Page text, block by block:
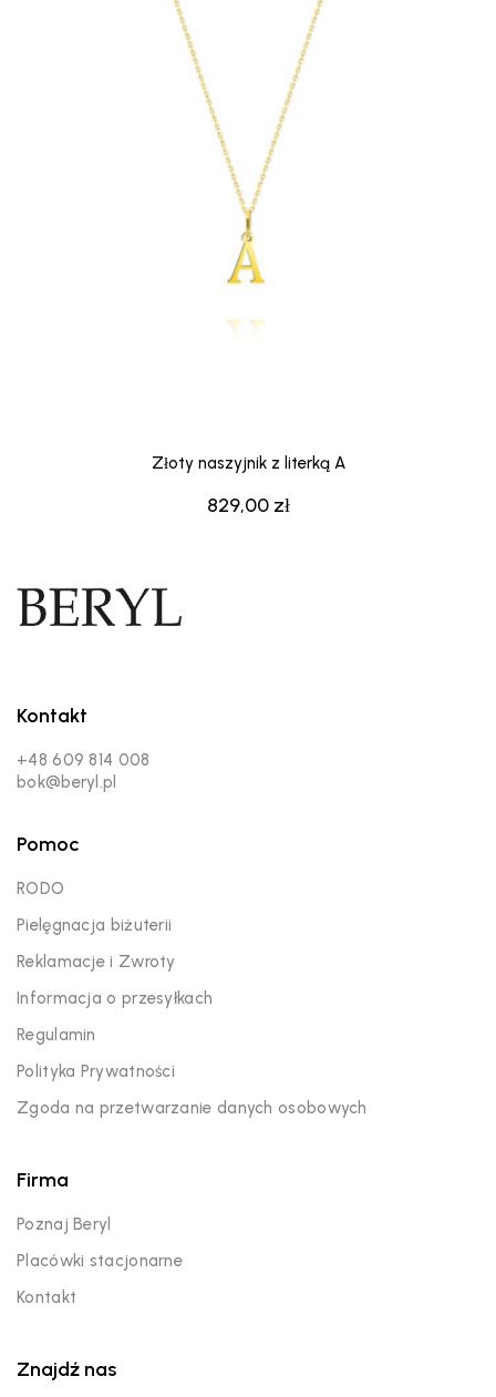
829,00 zł
Złoty naszyjnik z literką A
Kontakt
+48 609 814 008
bok@beryl.pl
Pomoc
RODO
Pielęgnacja biżuterii
Reklamacje i Zwroty
Informacja o przesyłkach
Regulamin
Polityka Prywatności
Zgoda na przetwarzanie danych osobowych
Firma
Poznaj Beryl
Placówki stacjonarne
Kontakt
Znajdź nas